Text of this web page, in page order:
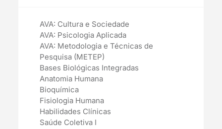
AVA: Cultura e Sociedade
AVA: Psicologia Aplicada
AVA: Metodologia e Técnicas de
Pesquisa (METEP)
Bases Biológicas Integradas
Anatomia Humana
Bioquímica
Fisiologia Humana
Habilidades Clínicas
Saúde Coletiva I